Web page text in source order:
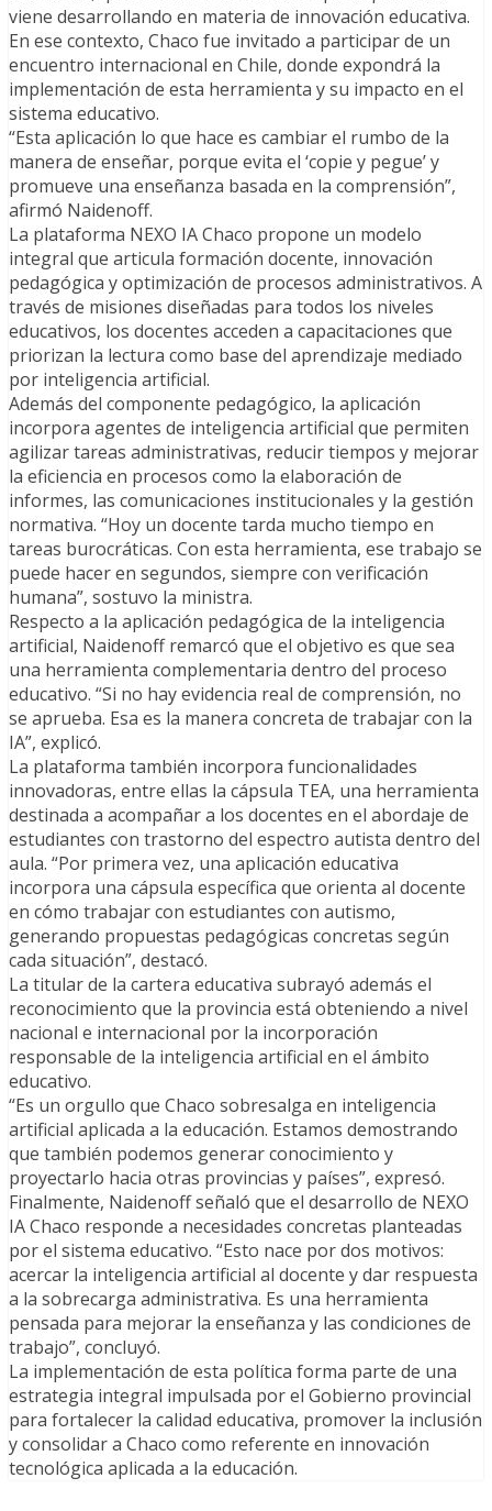
viene desarrollando en materia de innovación educativa.
En ese contexto, Chaco fue invitado a participar de un
encuentro internacional en Chile, donde expondrá la
implementación de esta herramienta y su impacto en el
sistema educativo.
“Esta aplicación lo que hace es cambiar el rumbo de la
manera de enseñar, porque evita el ‘copie y pegue’ y
promueve una enseñanza basada en la comprensión”,
afirmó Naidenoff.
La plataforma NEXO IA Chaco propone un modelo
integral que articula formación docente, innovación
pedagógica y optimización de procesos administrativos. A
través de misiones diseñadas para todos los niveles
educativos, los docentes acceden a capacitaciones que
priorizan la lectura como base del aprendizaje mediado
por inteligencia artificial.
Además del componente pedagógico, la aplicación
incorpora agentes de inteligencia artificial que permiten
agilizar tareas administrativas, reducir tiempos y mejorar
la eficiencia en procesos como la elaboración de
informes, las comunicaciones institucionales y la gestión
normativa. “Hoy un docente tarda mucho tiempo en
tareas burocráticas. Con esta herramienta, ese trabajo se
puede hacer en segundos, siempre con verificación
humana”, sostuvo la ministra.
Respecto a la aplicación pedagógica de la inteligencia
artificial, Naidenoff remarcó que el objetivo es que sea
una herramienta complementaria dentro del proceso
educativo. “Si no hay evidencia real de comprensión, no
se aprueba. Esa es la manera concreta de trabajar con la
IA”, explicó.
La plataforma también incorpora funcionalidades
innovadoras, entre ellas la cápsula TEA, una herramienta
destinada a acompañar a los docentes en el abordaje de
estudiantes con trastorno del espectro autista dentro del
aula. “Por primera vez, una aplicación educativa
incorpora una cápsula específica que orienta al docente
en cómo trabajar con estudiantes con autismo,
generando propuestas pedagógicas concretas según
cada situación”, destacó.
La titular de la cartera educativa subrayó además el
reconocimiento que la provincia está obteniendo a nivel
nacional e internacional por la incorporación
responsable de la inteligencia artificial en el ámbito
educativo.
“Es un orgullo que Chaco sobresalga en inteligencia
artificial aplicada a la educación. Estamos demostrando
que también podemos generar conocimiento y
proyectarlo hacia otras provincias y países”, expresó.
Finalmente, Naidenoff señaló que el desarrollo de NEXO
IA Chaco responde a necesidades concretas planteadas
por el sistema educativo. “Esto nace por dos motivos:
acercar la inteligencia artificial al docente y dar respuesta
a la sobrecarga administrativa. Es una herramienta
pensada para mejorar la enseñanza y las condiciones de
trabajo”, concluyó.
La implementación de esta política forma parte de una
estrategia integral impulsada por el Gobierno provincial
para fortalecer la calidad educativa, promover la inclusión
y consolidar a Chaco como referente en innovación
tecnológica aplicada a la educación.